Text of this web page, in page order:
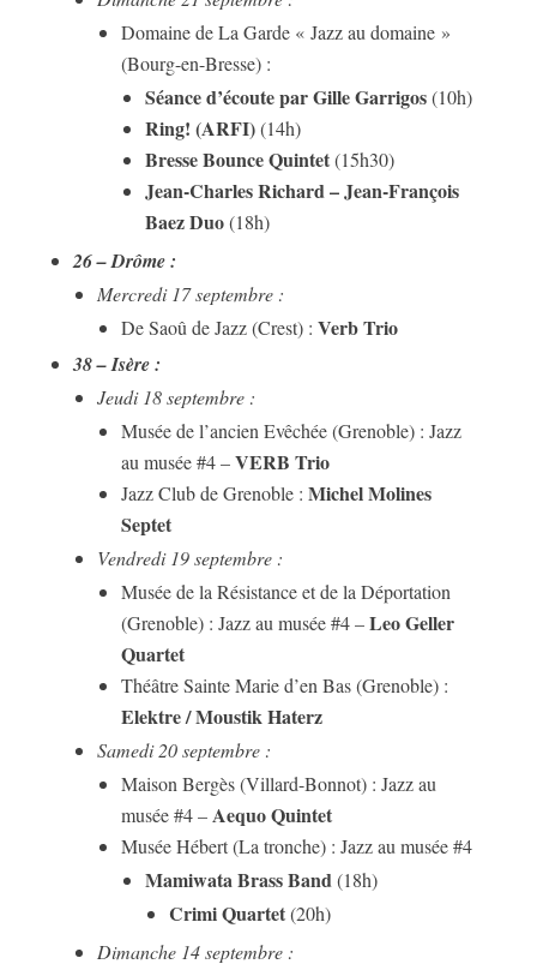
Domaine de La Garde « Jazz au domaine »
(Bourg-en-Bresse) :
Séance d’écoute par Gille Garrigos(10h)
Ring! (ARFI)(14h)
Bresse Bounce Quintet(15h30)
Jean-Charles Richard – Jean-François
Baez Duo(18h)
26 – Drôme :
Mercredi 17 septembre :
De Saoû de Jazz (Crest) : Verb Trio
38 – Isère :
Jeudi 18 septembre :
Musée de l’ancien Evêchée (Grenoble) : Jazz
au musée #4 –VERB Trio
Jazz Club de Grenoble : Michel Molines
Septet
Vendredi 19 septembre :
Musée de la Résistance et de la Déportation
(Grenoble) : Jazz au musée #4 –Leo Geller
Quartet
Théâtre Sainte Marie d’en Bas (Grenoble) :
Elektre / Moustik Haterz
Samedi 20 septembre :
Maison Bergès (Villard-Bonnot) : Jazz au
musée #4 –Aequo Quintet
Musée Hébert (La tronche) : Jazz au musée #4
Mamiwata Brass Band (18h)
Crimi Quartet(20h)
Dimanche 14 septembre :